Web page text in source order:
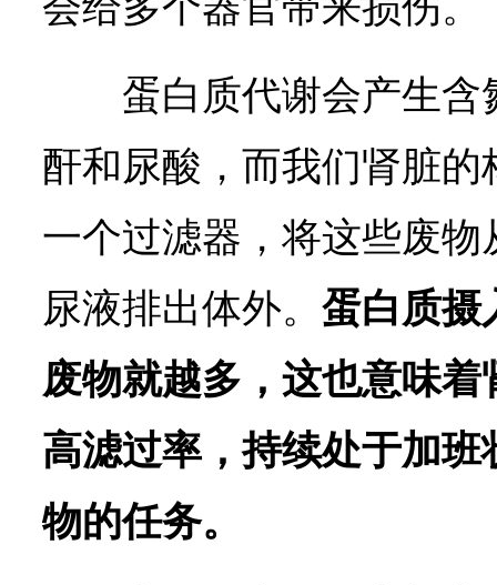
蛋白质代谢会产生
酐和尿酸，而我们肾脏
一个过滤器，将这些废
尿液排出体外。 蛋白质摄
废物就越多，这也意味
高滤过率，持续处于加
物的任务。